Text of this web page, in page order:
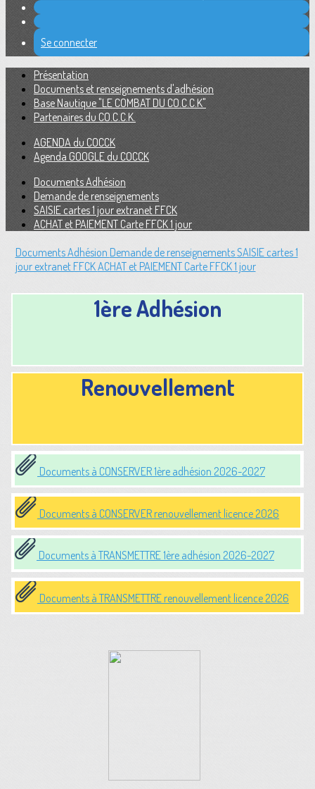
Se connecter
Présentation
Documents et renseignements d'adhésion
Base Nautique "LE COMBAT DU CO.C.C.K"
Partenaires du CO.C.C.K.
AGENDA du COCCK
Agenda GOOGLE du COCCK
Documents Adhésion
Demande de renseignements
SAISIE cartes 1 jour extranet FFCK
ACHAT et PAIEMENT Carte FFCK 1 jour
Documents Adhésion Demande de renseignementsSAISIE cartes 1
jour extranet FFCKACHAT et PAIEMENT Carte FFCK 1 jour
1ère Adhésion
Renouvellement
Documents à CONSERVER 1ère adhésion 2026-2027
Documents à CONSERVER renouvellement licence 2026
Documents à TRANSMETTRE 1ère adhésion 2026-2027
Documents à TRANSMETTRE renouvellement licence 2026